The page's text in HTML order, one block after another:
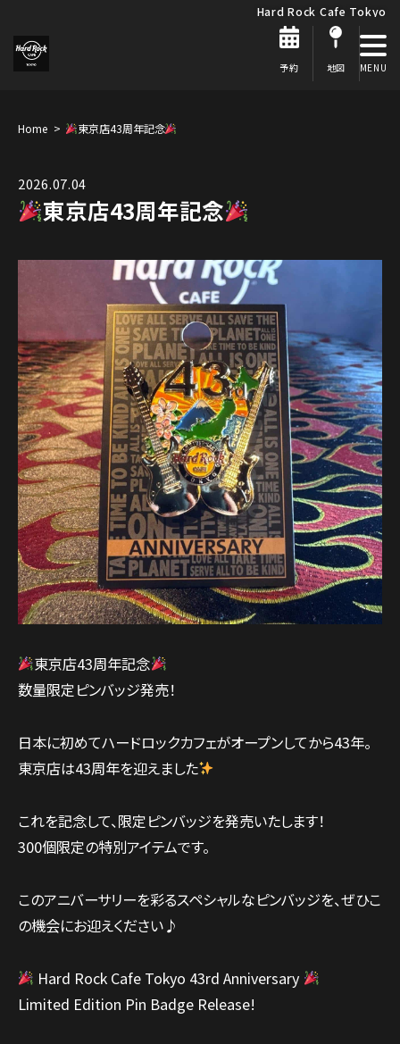
Hard Rock Cafe Tokyo
予約 地図
Home 東京店43周年記念
2026.07.04
東京店43周年記念
東京店43周年記念
数量限定ピンバッジ発売！
日本に初めてハードロックカフェがオープンしてから43年。
東京店は43周年を迎えました
これを記念して、限定ピンバッジを発売いたします！
300個限定の特別アイテムです。
このアニバーサリーを彩るスペシャルなピンバッジを、ぜひこ
の機会にお迎えください♪
Hard Rock Cafe Tokyo 43rd Anniversary
Limited Edition Pin Badge Release!